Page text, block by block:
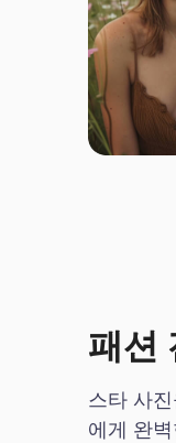
패션
스타 사
에게 완